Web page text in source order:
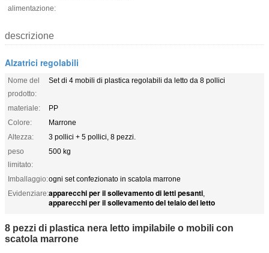
alimentazione:
descrizione
Alzatrici regolabili
Nome del
prodotto:
Set di 4 mobili di plastica regolabili da letto da 8 pollici
materiale:
PP
Colore:
Marrone
Altezza:
3 pollici + 5 pollici, 8 pezzi.
peso
limitato:
500 kg
Imballaggio:ogni set confezionato in scatola marrone
Evidenziare:apparecchi per il sollevamento di letti pesanti,
apparecchi per il sollevamento del telaio del letto
8 pezzi di plastica nera letto impilabile o mobili con
scatola marrone